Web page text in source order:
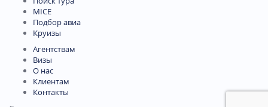
MICE
Подбор авиа
Круизы
Агентствам
Визы
О нас
Клиентам
Контакты